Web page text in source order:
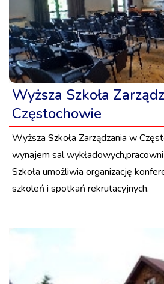
Wyższa Szkoła
Częstochowie
Wyższa Szkoła Zarządzania w
wynajem sal
Szkoła umożliwia organizację
szkoleń i spotkań rekrutacyjnych.